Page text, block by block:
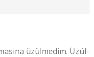
üzülmedim. Üzül-